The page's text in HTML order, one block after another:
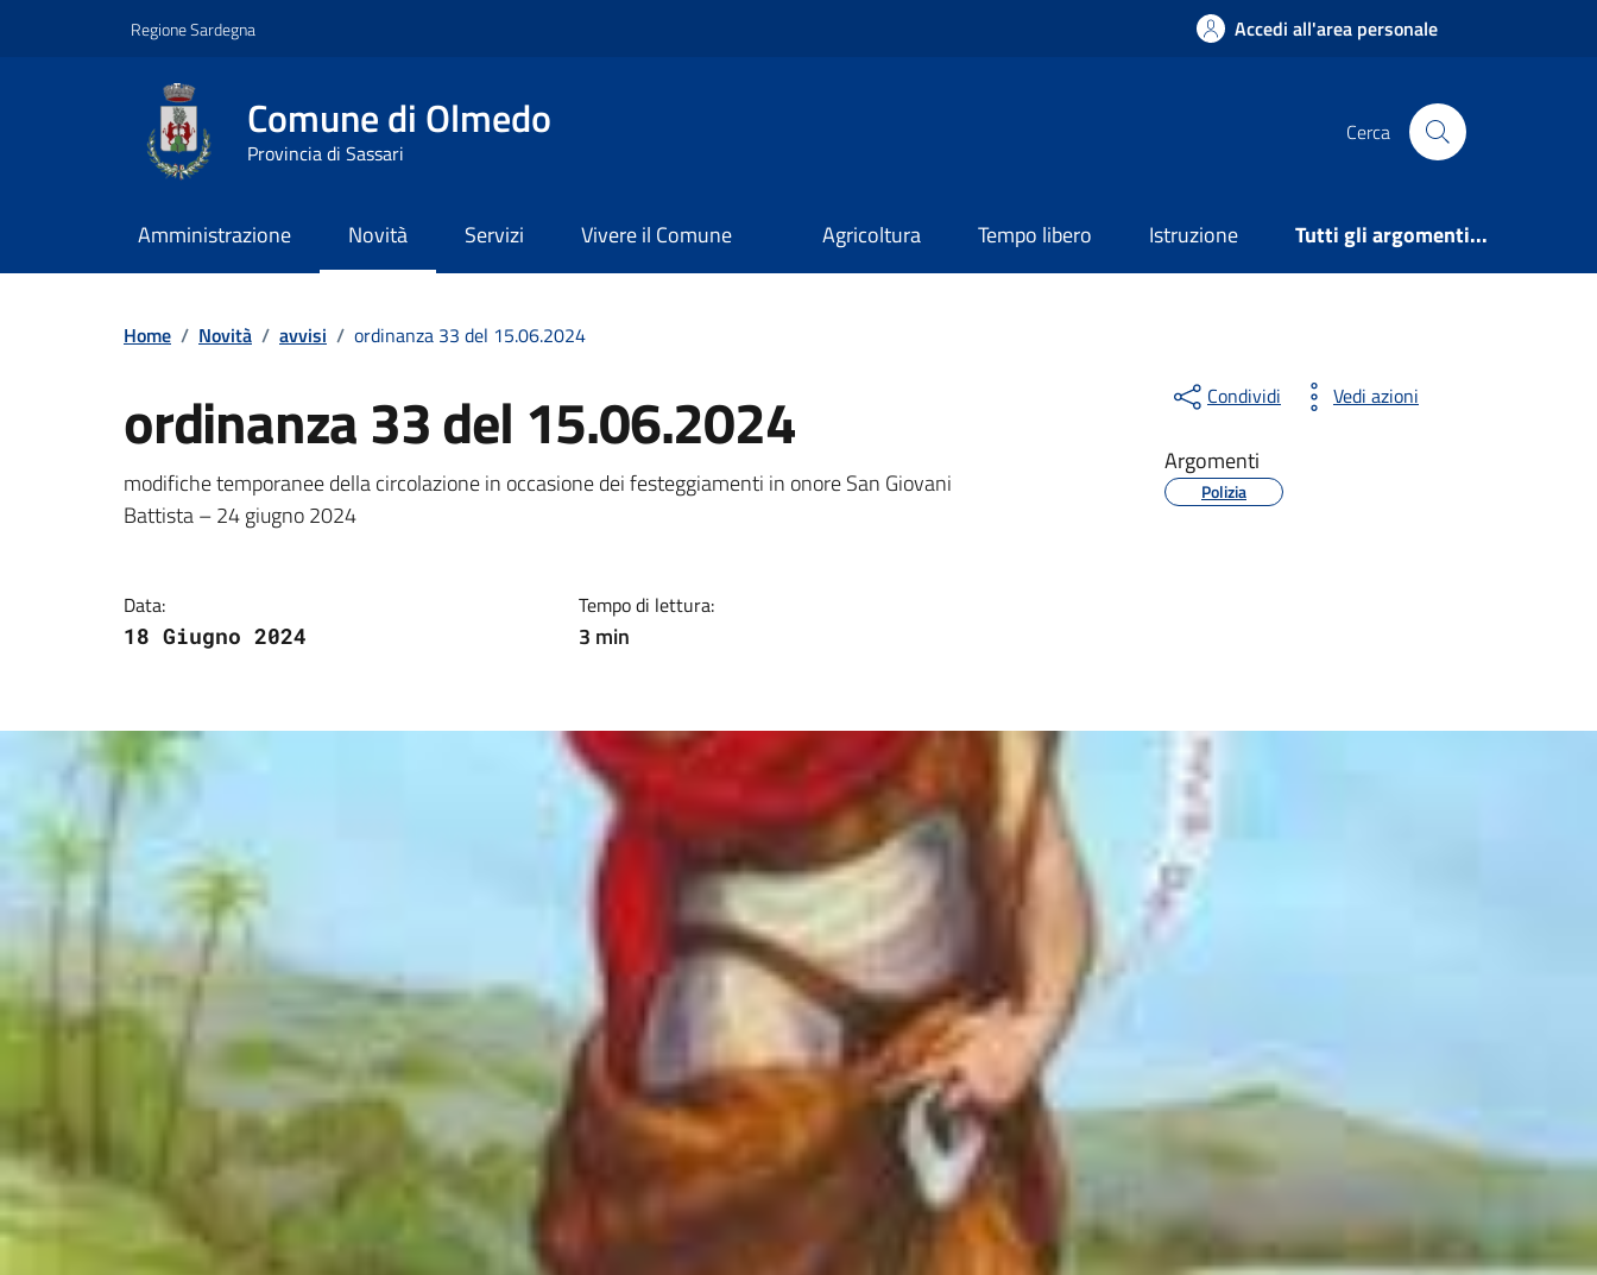
Regione Sardegna Accedi all'area personale
Comune di Olmedo
Provincia di Sassari
Cerca
Amministrazione Novità Servizi Vivere il Comune Agricoltura Tempo libero Istruzione Tutti gli argomenti...
Home / Novità / avvisi / ordinanza 33 del 15.06.2024
ordinanza 33 del 15.06.2024
Dettagli della notizia
modifiche temporanee della circolazione in occasione dei festeggiamenti in onore San Giovani
Battista – 24 giugno 2024
Data:
18 Giugno 2024
Tempo di lettura:
3 min
Condividi Vedi azioni
Argomenti
Polizia